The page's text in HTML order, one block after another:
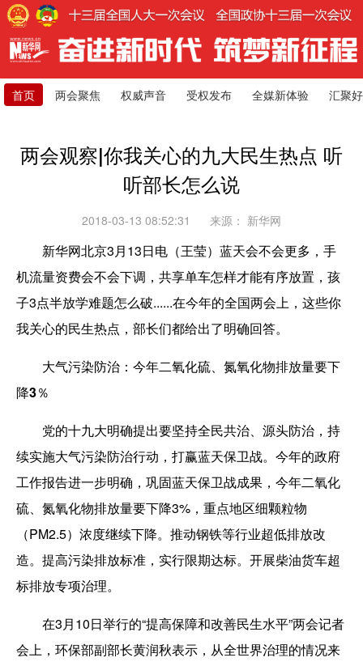
首页 两会聚焦 权威声音 受权发布 全媒新体验 汇聚
两会观察|你我关心的九大民生热点 听
听部长怎么说
2018-03-13 08:52:31 来源： 新华网
新华网北京3月13日电（王莹）蓝天会不会更多，手
机流量资费会不会下调，共享单车怎样才能有序放置，孩
子3点半放学难题怎么破......在今年的全国两会上，这些你
我关心的民生热点，部长们都给出了明确回答。
大气污染防治：今年二氧化硫、氮氧化物排放量要下
降3％
党的十九大明确提出要坚持全民共治、源头防治，持
续实施大气污染防治行动，打赢蓝天保卫战。今年的政府
工作报告进一步明确，巩固蓝天保卫战成果，今年二氧化
硫、氮氧化物排放量要下降3%，重点地区细颗粒物
（PM2.5）浓度继续下降。推动钢铁等行业超低排放改
造。提高污染排放标准，实行限期达标。开展柴油货车超
标排放专项治理。
在3月10日举行的“提高保障和改善民生水平”两会记者
会上，环保部副部长黄润秋表示，从全世界治理的情况来